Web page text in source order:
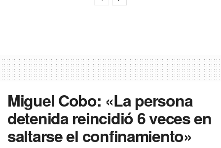
Miguel Cobo: «La persona
detenida reincidió 6 veces en
saltarse el confinamiento»